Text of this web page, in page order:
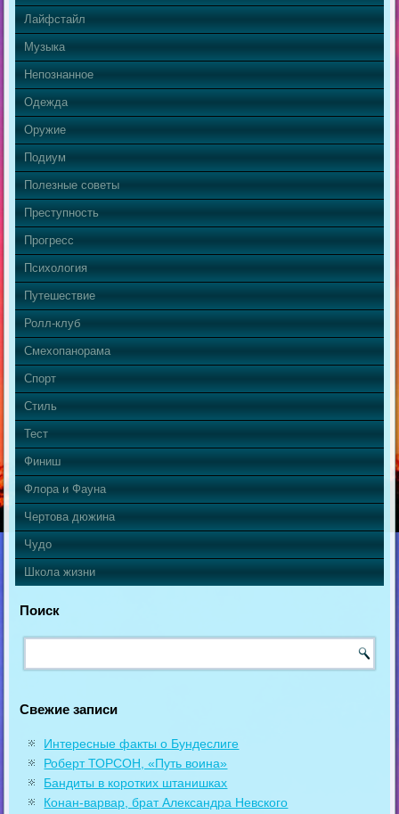
Лайфстайл
Музыка
Непознанное
Одежда
Оружие
Подиум
Полезные советы
Преступность
Прогресс
Психология
Путешествие
Ролл-клуб
Смехопанорама
Спорт
Стиль
Тест
Финиш
Флора и Фауна
Чертова дюжина
Чудо
Школа жизни
Поиск
Свежие записи
Интересные факты о Бундеслиге
Роберт ТОРСОН, «Путь воина»
Бандиты в коротких штанишках
Конан-варвар, брат Александра Невского